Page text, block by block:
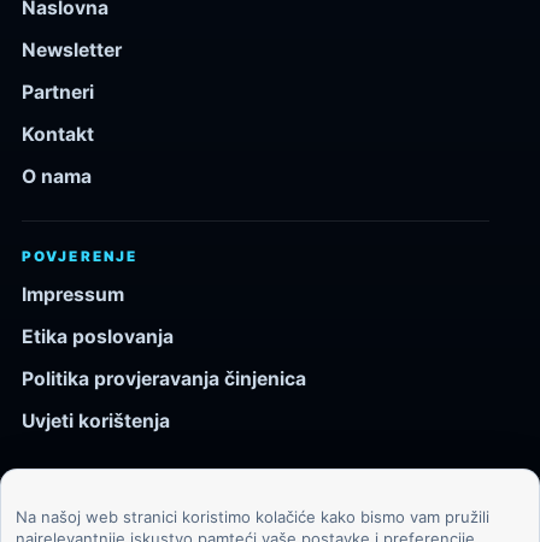
Naslovna
Newsletter
Partneri
Kontakt
O nama
POVJERENJE
Impressum
Etika poslovanja
Politika provjeravanja činjenica
Uvjeti korištenja
© 2026 Kozmos.hr. Sva prava pridržana.
Na našoj web stranici koristimo kolačiće kako bismo vam pružili